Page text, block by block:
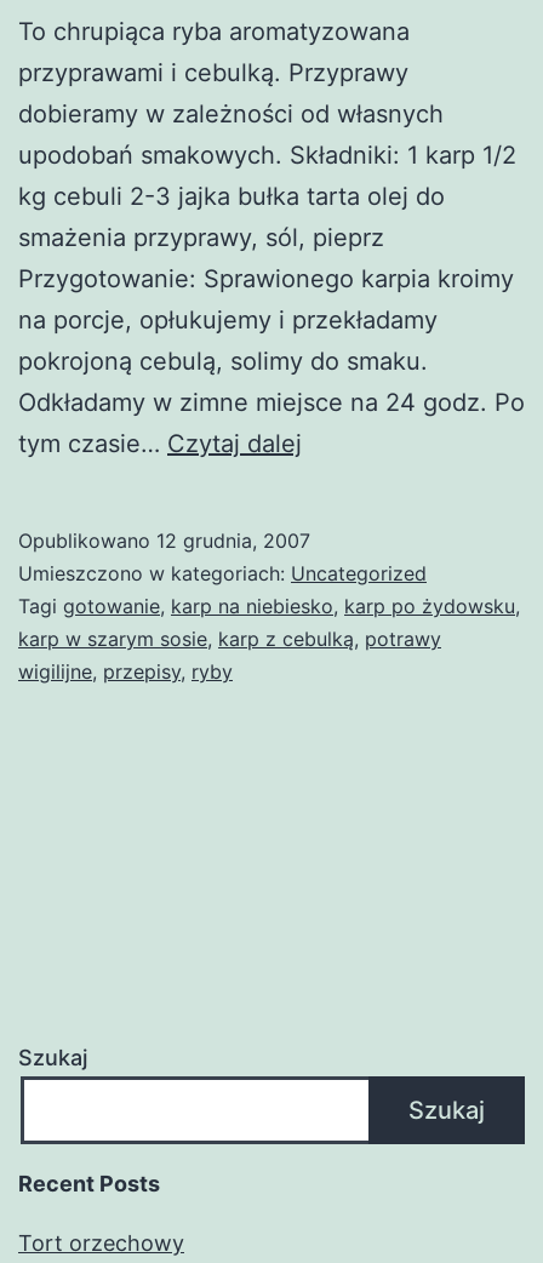
To chrupiąca ryba aromatyzowana
przyprawami i cebulką. Przyprawy
dobieramy w zależności od własnych
upodobań smakowych. Składniki: 1 karp 1/2
kg cebuli 2-3 jajka bułka tarta olej do
smażenia przyprawy, sól, pieprz
Przygotowanie: Sprawionego karpia kroimy
na porcje, opłukujemy i przekładamy
pokrojoną cebulą, solimy do smaku.
Odkładamy w zimne miejsce na 24 godz. Po
tym czasie… Czytaj dalej
Opublikowano 12 grudnia, 2007
Umieszczono w kategoriach: Uncategorized
Tagi gotowanie, karp na niebiesko, karp po żydowsku,
karp w szarym sosie, karp z cebulką, potrawy
wigilijne, przepisy, ryby
Szukaj
Szukaj
Recent Posts
Tort orzechowy